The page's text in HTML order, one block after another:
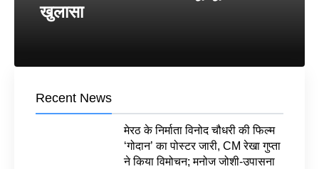
खुलासा
Recent News
मेरठ के निर्माता विनोद चौधरी की फिल्म
‘गोदान’ का पोस्टर जारी, CM रेखा गुप्ता
ने किया विमोचन; मनोज जोशी-उपासना